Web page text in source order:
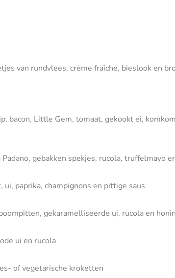
van rundvlees, crème fraîche, bieslook en
bacon, Little Gem, tomaat, gekookt ei,
gebakken spekjes, rucola, truffelmayo
paprika, champignons en pittige saus
gekaramelliseerde ui, rucola en
ui en rucola
of vegetarische kroketten